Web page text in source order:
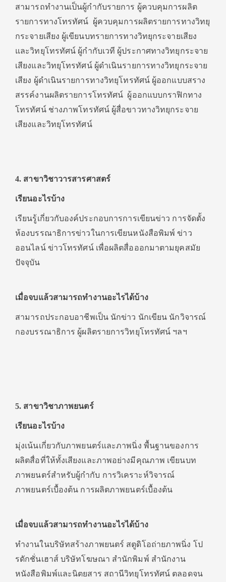
สามารถทำงานเป็นผู้กํากับรายการ ผู้ควบคุมการผลิต
รายการทางโทรทัศน์ ผู้ควบคุมการผลิตรายการทางวิทยุ
กระจายเสียง ผู้เขียนบทรายการทางวิทยุกระจายเสียง
และวิทยุโทรทัศน์ ผู้กํากับเวที ผู้ประกาศทางวิทยุกระจาย
เสียงและวิทยุโทรทัศน์ ผู้ดําเนินรายการทางวิทยุกระจาย
เสียง ผู้ดําเนินรายการทางวิทยุโทรทัศน์ ผู้ออกแบบสราง
สรรค์งานผลิตรายการโทรทัศน์ ผู้ออกแบบกราฟิกทาง
โทรทัศน์ ช่างภาพโทรทัศน์ ผู้สื่อขาวทางวิทยุกระจาย
เสียงและวิทยุโทรทัศน์
4. สาขาวิชาวารสารศาสตร์
เรียนอะไรบ้าง
เรียนรู้เกี่ยวกับองค์ประกอบการการเขียนข่าว การจัดตั้ง
ห้องบรรณาธิการข่าวในการเขียนหนังสือพิมพ์ ข่าว
ออนไลน์ ข่าวโทรทัศน์ เพื่อผลิตสื่อออกมาตามยุคสมัย
ปัจจุบัน
เมื่อจบแล้วสามารถทำงานอะไรได้บ้าง
สามารถประกอบอาชีพเป็น นักข่าว นักเขียน นักวิจารณ์
กองบรรณาธิการ ผู้ผลิตรายการวิทยุโทรทัศน์ ฯลฯ
5. สาขาวิชาภาพยนตร์
เรียนอะไรบ้าง
มุ่งเน้นเกี่ยวกับภาพยนตร์และภาพนิ่ง พื้นฐานของการ
ผลิตสื่อที่ให้ทั้งเสียงและภาพอย่างมีคุณภาพ เขียนบท
ภาพยนตร์สำหรับผู้กำกับ การวิเคราะห์วิจารณ์
ภาพยนตร์เบื้องต้น การผลิตภาพยนตร์เบื้องต้น
เมื่อจบแล้วสามารถทำงานอะไรได้บ้าง
ทำงานในบริษัทสร้างภาพยนตร์ สตูดิโอถ่ายภาพนิ่ง โป
รดักชั่นเฮาส์ บริษัทโฆษณา สำนักพิมพ์ สำนักงาน
หนังสือพิมพ์และนิตยสาร สถานีวิทยุโทรทัศน์ ตลอดจน